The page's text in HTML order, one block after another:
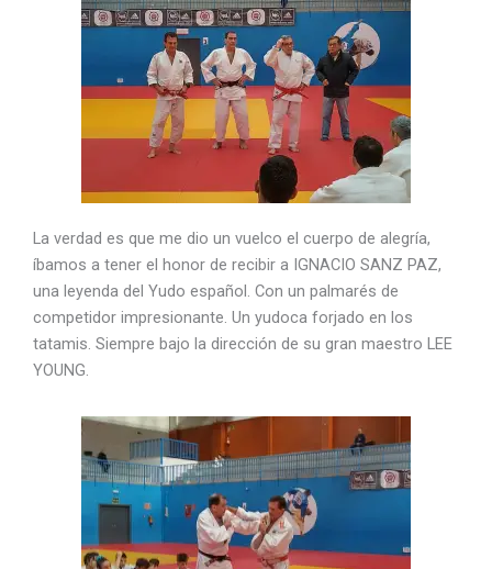
La verdad es que me dio un vuelco el cuerpo de alegría,
íbamos a tener el honor de recibir a IGNACIO SANZ PAZ,
una leyenda del Yudo español. Con un palmarés de
competidor impresionante. Un yudoca forjado en los
tatamis. Siempre bajo la dirección de su gran maestro LEE
YOUNG.